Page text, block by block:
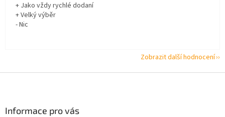
+ Jako vždy rychlé dodaní
+ Velký výběr
- Nic
Zobrazit další hodnocení
Informace pro vás